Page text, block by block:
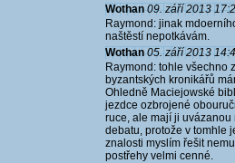
Wothan 09. září 2013
Raymond: jinak
naštěstí nepotkávám.
Wothan 05. září 2013
Raymond: tohle všechno
byzantských kronikářů
Ohledně Maciejowské
jezdce ozbrojené
ruce, ale mají ji
debatu, protože v tomhle
znalosti myslím řešit
postřehy velmi cenné.